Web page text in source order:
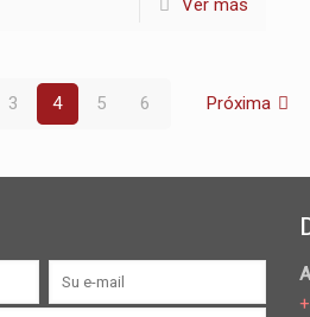
Ver más
3 4 5 6 Próxima